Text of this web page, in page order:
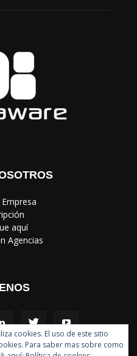
aquí
Agencias
cookies. El uso de este sitio
Para saber mas sobre como